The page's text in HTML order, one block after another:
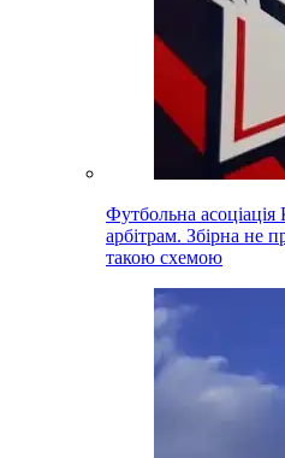
Футбольна асоціація
арбітрам. Збірна не
такою схемою